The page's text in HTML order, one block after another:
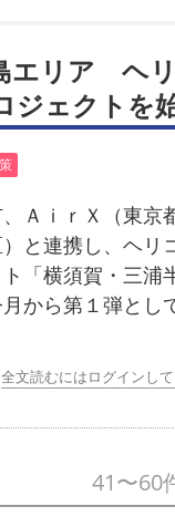
エリア ヘ
ジェクトを
ＡｉｒＸ（東京
と連携し、ヘリ
「横須賀・三浦
から第１弾とし
全文読むにはログインし
41〜60